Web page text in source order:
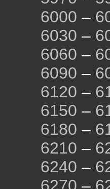
6000 –
6030 –
6060 –
6090 –
6120 –
6150 –
6180 –
6210 –
6240 –